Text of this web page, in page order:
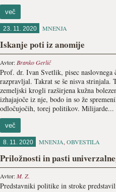
več
23. 11. 2020 MNENJA
Iskanje poti iz anomije
Avtor: Branko Gerlič
Prof. dr. Ivan Svetlik, pisec
razpravljal. Takrat se še nisva strinjala.
zemeljski krogli razširjena kužna
izhajajoče iz nje, bodo in so že
odločujočih, torej politikov. Milijarde...
več
8. 11. 2020 MNENJA, OBVESTILA
Priložnosti in pasti
Avtor:M. Z.
Predstavniki politike in stroke